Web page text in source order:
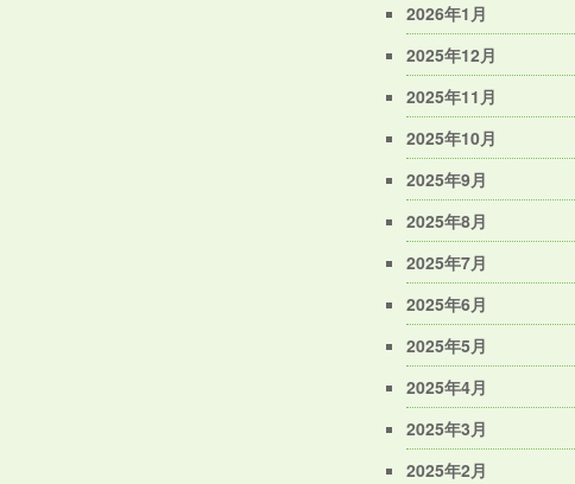
2026年1月
2025年12月
2025年11月
2025年10月
2025年9月
2025年8月
2025年7月
2025年6月
2025年5月
2025年4月
2025年3月
2025年2月